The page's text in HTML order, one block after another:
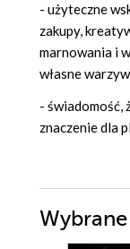
- użyteczne
zakupy,
marnowania i
własne
- świadomość,
znaczenie dla